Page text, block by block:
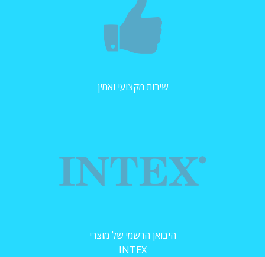
שירות מקצועי ואמין
היבואן הרשמי של מוצרי
INTEX